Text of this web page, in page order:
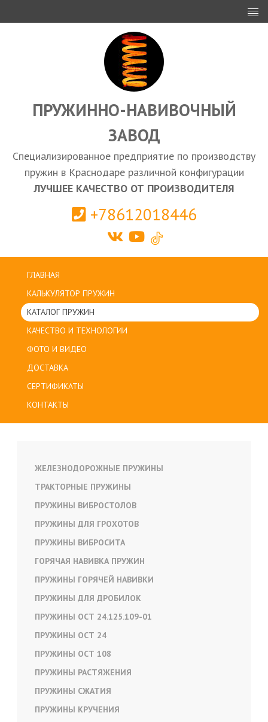
ИНВЕСТОРАМ
ПРОЕКТИРОВАНИЕ
ЭКСПОРТ
ЗАКУПКИ
КАЛЬКУЛЯТОР ПРУЖИН
Краснодар
ПРУЖИННО-НАВИВОЧНЫЙ
ЗАВОД
Специализированное предприятие по производству
пружин в Краснодаре различной конфигурации
ЛУЧШЕЕ КАЧЕСТВО ОТ ПРОИЗВОДИТЕЛЯ
+78612018446
ГЛАВНАЯ
КАЛЬКУЛЯТОР ПРУЖИН
КАТАЛОГ ПРУЖИН
КАЧЕСТВО И ТЕХНОЛОГИИ
ФОТО И ВИДЕО
ДОСТАВКА
СЕРТИФИКАТЫ
КОНТАКТЫ
ЖЕЛЕЗНОДОРОЖНЫЕ ПРУЖИНЫ
ТРАКТОРНЫЕ ПРУЖИНЫ
ПРУЖИНЫ ВИБРОСТОЛОВ
ПРУЖИНЫ ДЛЯ ГРОХОТОВ
ПРУЖИНЫ ВИБРОСИТА
ГОРЯЧАЯ НАВИВКА ПРУЖИН
ПРУЖИНЫ ГОРЯЧЕЙ НАВИВКИ
ПРУЖИНЫ ДЛЯ ДРОБИЛОК
ПРУЖИНЫ ОСТ 24.125.109-01
ПРУЖИНЫ ОСТ 24
ПРУЖИНЫ ОСТ 108
ПРУЖИНЫ РАСТЯЖЕНИЯ
ПРУЖИНЫ СЖАТИЯ
ПРУЖИНЫ КРУЧЕНИЯ